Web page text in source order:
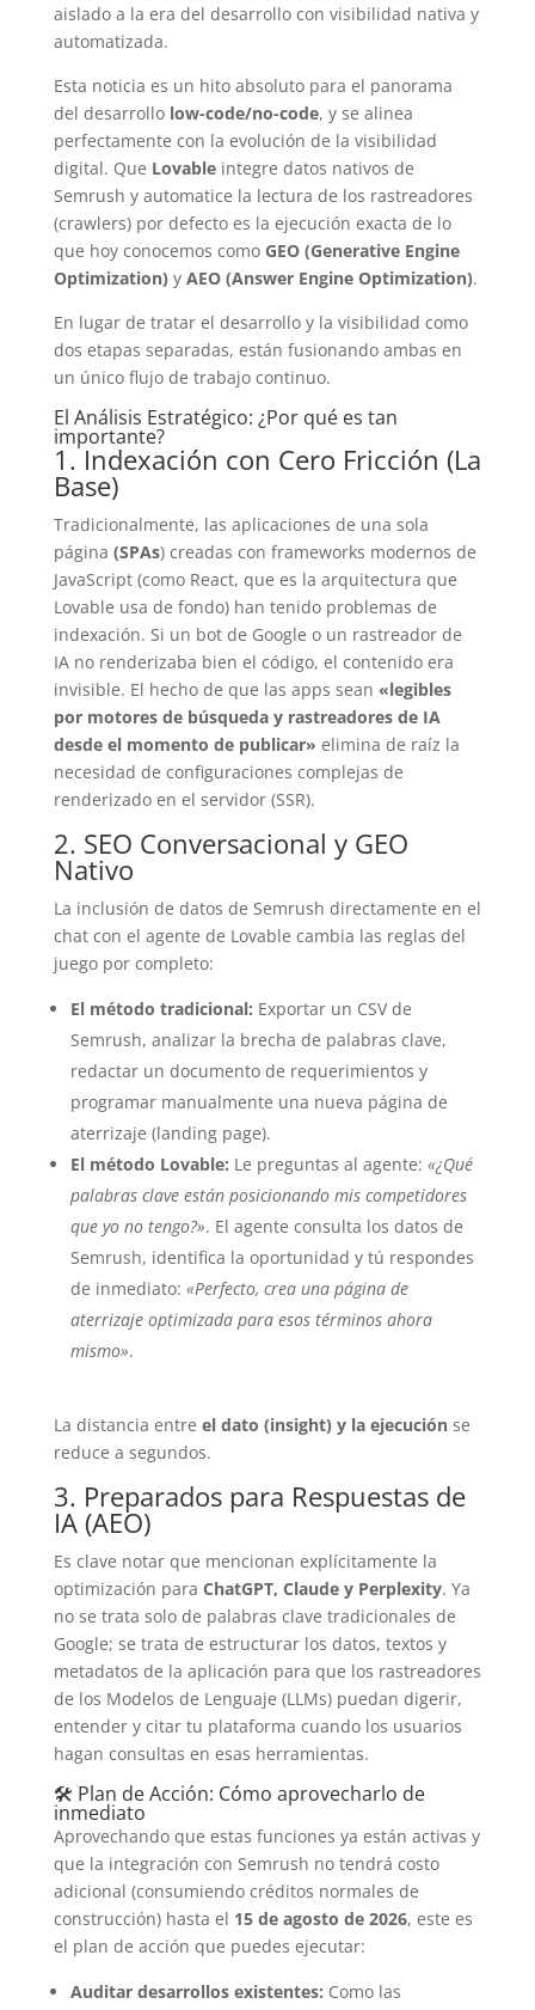
aislado a la era del desarrollo con visibilidad nativa y
automatizada.
Esta noticia es un hito absoluto para el panorama
del desarrollo low-code/no-code, y se alinea
perfectamente con la evolución de la visibilidad
digital. Que Lovableintegre datos nativos de
Semrush y automatice la lectura de los rastreadores
(crawlers) por defecto es la ejecución exacta de lo
que hoy conocemos como GEO (Generative Engine
Optimization) y AEO (Answer Engine Optimization).
En lugar de tratar el desarrollo y la visibilidad como
dos etapas separadas, están fusionando ambas en
un único flujo de trabajo continuo.
El Análisis Estratégico: ¿Por qué es tan
importante?
1. Indexación con Cero Fricción (La
Base)
Tradicionalmente, las aplicaciones de una sola
página (SPAs) creadas con frameworks modernos de
JavaScript (como React, que es la arquitectura que
Lovable usa de fondo) han tenido problemas de
indexación. Si un bot de Google o un rastreador de
IA no renderizaba bien el código, el contenido era
invisible. El hecho de que las apps sean «legibles
por motores de búsqueda y rastreadores de IA
desde el momento de publicar» elimina de raíz la
necesidad de configuraciones complejas de
renderizado en el servidor (SSR).
2. SEO Conversacional y GEO
Nativo
La inclusión de datos de Semrush directamente en el
chat con el agente de Lovable cambia las reglas del
juego por completo:
El método tradicional: Exportar un CSV de
Semrush, analizar la brecha de palabras clave,
redactar un documento de requerimientos y
programar manualmente una nueva página de
aterrizaje (landing page).
El método Lovable: Le preguntas al agente: «¿Qué
palabras clave están posicionando mis competidores
que yo no tengo?». El agente consulta los datos de
Semrush, identifica la oportunidad y tú respondes
de inmediato: «Perfecto, crea una página de
aterrizaje optimizada para esos términos ahora
mismo».
La distancia entre el dato (insight) y la ejecuciónse
reduce a segundos.
3. Preparados para Respuestas de
IA (AEO)
Es clave notar que mencionan explícitamente la
optimización para ChatGPT, Claude y Perplexity. Ya
no se trata solo de palabras clave tradicionales de
Google; se trata de estructurar los datos, textos y
metadatos de la aplicación para que los rastreadores
de los Modelos de Lenguaje (LLMs) puedan digerir,
entender y citar tu plataforma cuando los usuarios
hagan consultas en esas herramientas.
🛠️ Plan de Acción: Cómo aprovecharlo de
inmediato
Aprovechando que estas funciones ya están activas y
que la integración con Semrush no tendrá costo
adicional (consumiendo créditos normales de
construcción) hasta el 15 de agosto de 2026, este es
el plan de acción que puedes ejecutar:
Auditar desarrollos existentes: Como las